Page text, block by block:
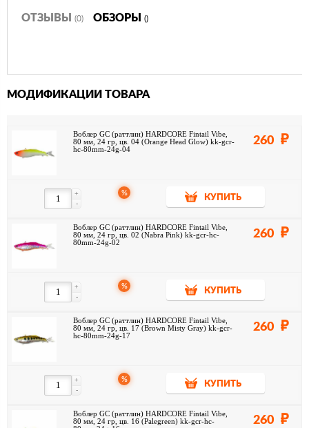
ОТЗЫВЫ (0) ОБЗОРЫ ()
МОДИФИКАЦИИ ТОВАРА
Воблер GC (раттлин) HARDCORE Fintail Vibe,
80 мм, 24 гр, цв. 04 (Orange Head Glow) kk-gcr-
hc-80mm-24g-04
260
-
+ %
КУПИТЬ
Воблер GC (раттлин) HARDCORE Fintail Vibe,
80 мм, 24 гр, цв. 02 (Nabra Pink) kk-gcr-hc-
80mm-24g-02
260
-
+ %
КУПИТЬ
Воблер GC (раттлин) HARDCORE Fintail Vibe,
80 мм, 24 гр, цв. 17 (Brown Misty Gray) kk-gcr-
hc-80mm-24g-17
260
-
+ %
КУПИТЬ
Воблер GC (раттлин) HARDCORE Fintail Vibe,
80 мм, 24 гр, цв. 16 (Palegreen) kk-gcr-hc-
260